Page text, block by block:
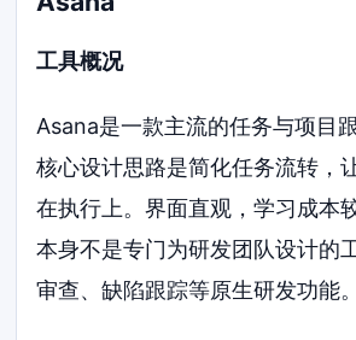
工具概况
Asana是一款主流的任务与项目
核心设计思路是简化任务流转，
在执行上。界面直观，学习成本
本身不是专门为研发团队设计的
审查、缺陷跟踪等原生研发功能。